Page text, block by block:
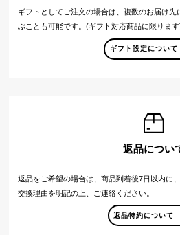
ギフトとしてご注文の場合は、複数のお届け
ぶことも可能です。(ギフト対応商品に限ります
ギフト設定について
返品につい
返品をご希望の場合は、商品到着後7日以内に
交換理由を明記の上、ご連絡ください。
返品特約について